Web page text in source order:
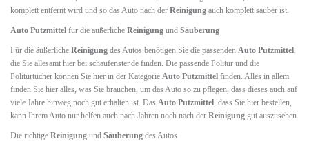
komplett entfernt wird und so das Auto nach der Reinigung auch komplett sauber ist.
Auto Putzmittel für die äußerliche Reinigung und Säuberung
Für die äußerliche Reinigung des Autos benötigen Sie die passenden Auto Putzmittel,
die Sie allesamt hier bei schaufenster.de finden. Die passende Politur und die
Politurtücher können Sie hier in der Kategorie Auto Putzmittel finden. Alles in allem
finden Sie hier alles, was Sie brauchen, um das Auto so zu pflegen, dass dieses auch auf
viele Jahre hinweg noch gut erhalten ist. Das Auto Putzmittel, dass Sie hier bestellen,
kann Ihrem Auto nur helfen auch nach Jahren noch nach der Reinigung gut auszusehen.
Die richtige Reinigung und Säuberung des Autos